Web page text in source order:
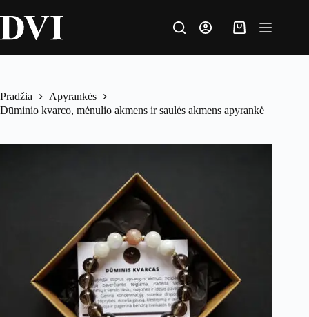
Pradžia
Apyrankės
Dūminio kvarco, mėnulio akmens ir saulės akmens apyrankė